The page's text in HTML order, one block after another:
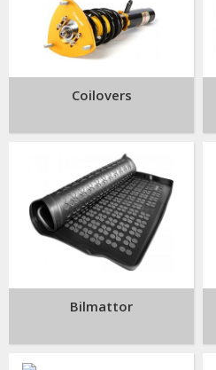
Coilovers
Bilmattor